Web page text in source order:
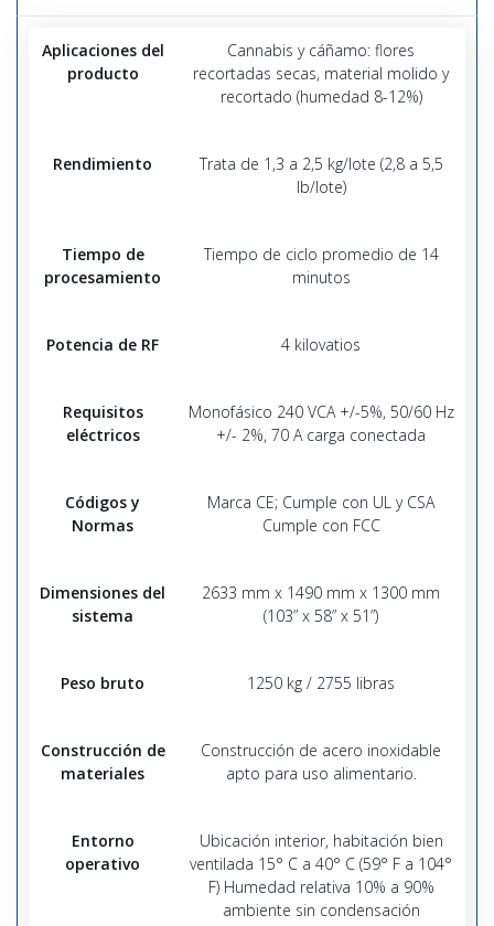
Aplicaciones del
producto
Cannabis y cáñamo: flores
recortadas secas, material molido y
recortado (humedad 8-12%)
Rendimiento
Trata de 1,3 a 2,5 kg/lote (2,8 a 5,5
lb/lote)
Tiempo de
procesamiento
Tiempo de ciclo promedio de 14
minutos
Potencia de RF 4 kilovatios
Requisitos
eléctricos
Monofásico 240 VCA +/-5%, 50/60 Hz
+/- 2%, 70 A carga conectada
Códigos y
Normas
Marca CE; Cumple con UL y CSA
Cumple con FCC
Dimensiones del
sistema
2633 mm x 1490 mm x 1300 mm
(103” x 58” x 51”)
Peso bruto 1250 kg / 2755 libras
Construcción de
materiales
Construcción de acero inoxidable
apto para uso alimentario.
Entorno
operativo
Ubicación interior, habitación bien
ventilada 15° C a 40° C (59° F a 104°
F) Humedad relativa 10% a 90%
ambiente sin condensación